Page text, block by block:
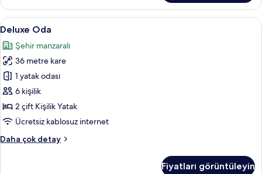
fazla
detay
Deluxe
Oda
için
tüm
fotoğrafları
görün
5
Deluxe Oda
Şehir manzaralı
36 metre kare
1 yatak odası
6 kişilik
2 çift Kişilik Yatak
Ücretsiz kablosuz internet
Daha çok detay
Deluxe
Fiyatları görüntüleyin